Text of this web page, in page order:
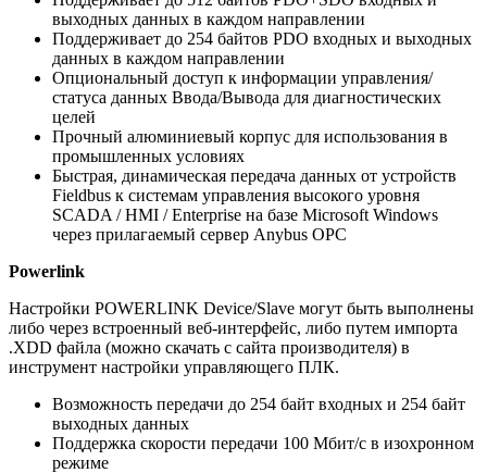
выходных данных в каждом направлении
Поддерживает до 254 байтов PDO входных и выходных
данных в каждом направлении
Опциональный доступ к информации управления/
статуса данных Ввода/Вывода для диагностических
целей
Прочный алюминиевый корпус для использования в
промышленных условиях
Быстрая, динамическая передача данных от устройств
Fieldbus к системам управления высокого уровня
SCADA / HMI / Enterprise на базе Microsoft Windows
через прилагаемый сервер Anybus OPC
Powerlink
Настройки POWERLINK Device/Slave могут быть выполнены
либо через встроенный веб-интерфейс, либо путем импорта
.XDD файла (можно скачать с сайта производителя) в
инструмент настройки управляющего ПЛК.
Возможность передачи до 254 байт входных и 254 байт
выходных данных
Поддержка скорости передачи 100 Мбит/с в изохронном
режиме